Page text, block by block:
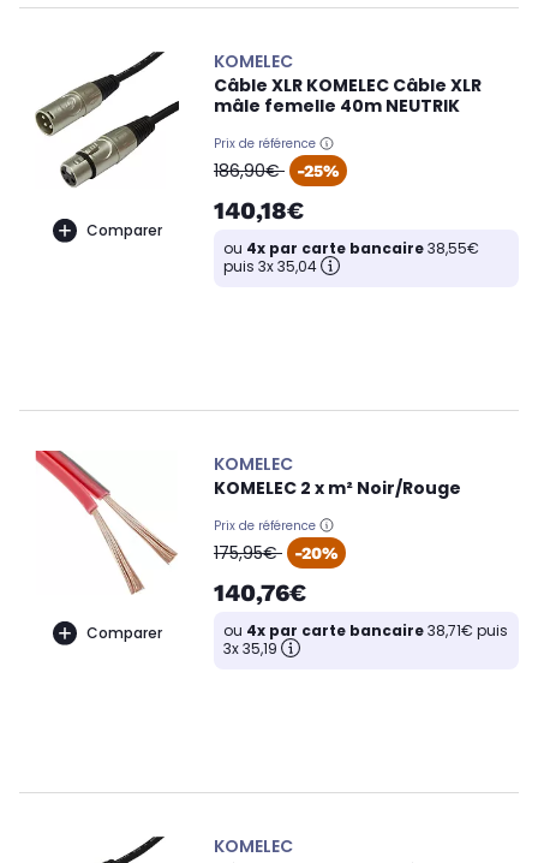
Comparer
KOMELEC
Câble XLR KOMELEC Câble XLR
mâle femelle 40m NEUTRIK
Prix de référence
oldPrice
186,90€ -25%
140,18€
ou 4x par carte bancaire38,55€
puis 3x 35,04
Comparer
KOMELEC
KOMELEC 2 x m² Noir/Rouge
Prix de référence
oldPrice
175,95€ -20%
140,76€
ou 4x par carte bancaire38,71€ puis
3x 35,19
KOMELEC